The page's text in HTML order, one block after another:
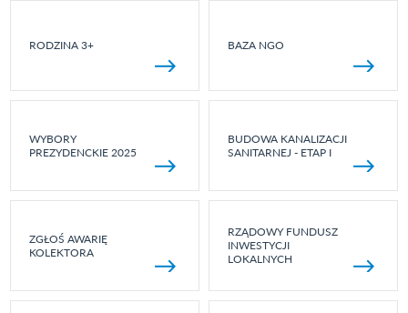
RODZINA 3+ BAZA NGO
WYBORY
PREZYDENCKIE 2025
BUDOWA KANALIZACJI
SANITARNEJ - ETAP I
ZGŁOŚ AWARIĘ
KOLEKTORA
RZĄDOWY FUNDUSZ
INWESTYCJI
LOKALNYCH